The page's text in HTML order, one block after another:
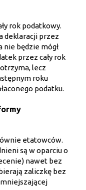
rok podatkowy.
deklaracji przez
nie będzie mógł
przez cały rok
lecz
roku
podatku.
etatowców.
są w oparciu o
nawet bez
zaliczkę bez